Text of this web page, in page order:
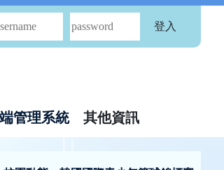
登入
管理系統 其他資訊